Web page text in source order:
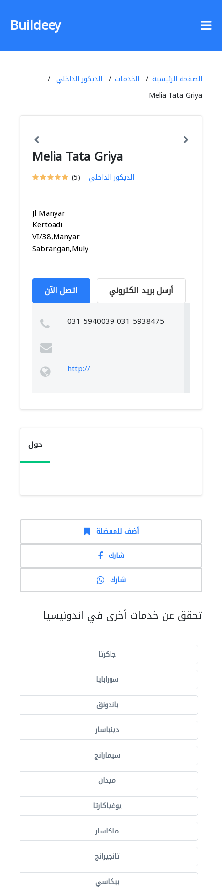
Buildeey
الصفحة الرئيسية الخدمات
الديكور الداخلي
Melia Tata Griya
Melia Tata Griya
(5) الديكور الداخلي
Jl Manyar
Kertoadi
VI/38,Manyar
Sabrangan,Mulyorej...
اتصل الآن أرسل بريد الكتروني
031 5940039 031 5938475
http://
حول
أضف للمفضلة
شارك
شارك
تحقق عن خدمات أخرى في اندونيسيا
جاكرتا
سورابايا
باندونق
دينباسار
سيمارانج
ميدان
يوغياكارتا
ماكاسار
تانجيرانج
بيكاسي